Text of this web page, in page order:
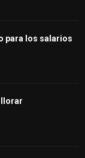
para los salarios
llorar